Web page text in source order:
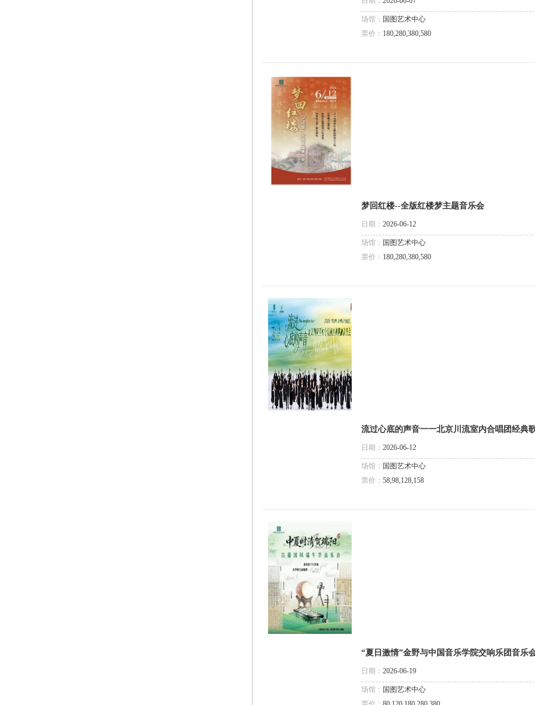
场馆： 国图艺术中心
票价： 180,280,380,580
梦回红楼--全版红楼梦主题音乐会
日期： 2026-06-12
场馆： 国图艺术中心
票价： 180,280,380,580
流过心底的声音一一北京川流室内合唱团经典
日期： 2026-06-12
场馆： 国图艺术中心
票价： 58,98,128,158
“夏日激情”金野与中国音乐学院交响乐团音乐
日期： 2026-06-19
场馆： 国图艺术中心